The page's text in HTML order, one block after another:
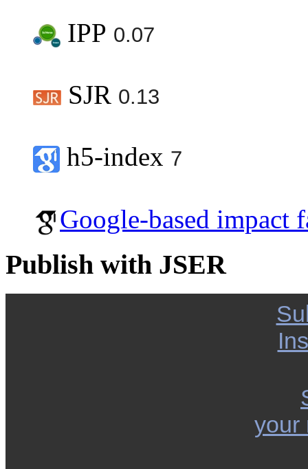
IPP 0.07
SJR 0.13
h5-index 7
Google-based impact
Publish with JSER
your